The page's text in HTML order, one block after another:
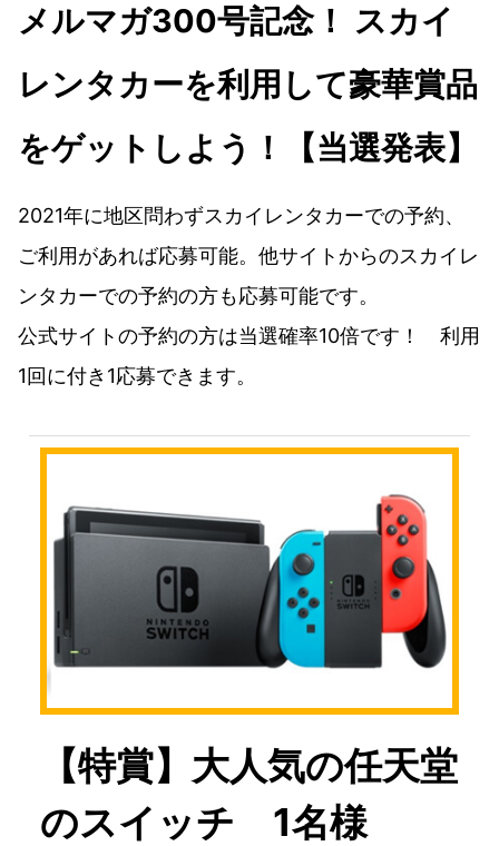
メルマガ300号記念！ スカイ
レンタカーを利用して豪華賞品
をゲットしよう！【当選発表】
2021年に地区問わずスカイレンタカーでの予約、
ご利用があれば応募可能。他サイトからのスカイレ
ンタカーでの予約の方も応募可能です。
公式サイトの予約の方は当選確率10倍です！ 利用
1回に付き1応募できます。
【特賞】大人気の任天堂
のスイッチ 1名様